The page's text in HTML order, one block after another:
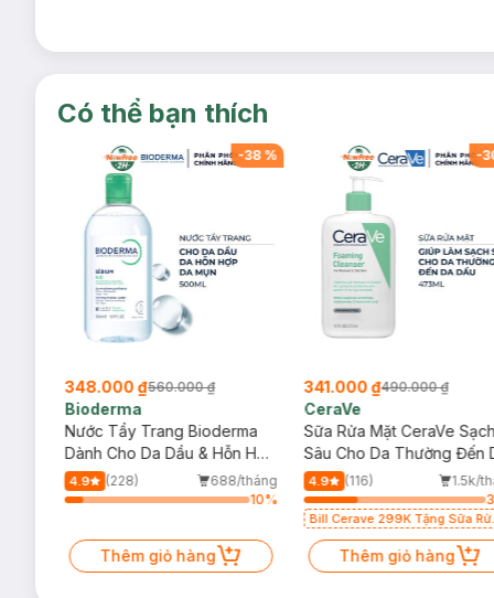
Có thể bạn thích
-38%
348.000 ₫560.000 ₫
Bioderma
Nước Tẩy Trang Bioderma
Dành Cho Da Dầu & Hỗn Hợp
500ml
4.9 (228)
688/tháng
10%
Thêm giỏ hàng
-
341.000 ₫490.000 ₫
CeraVe
Sữa Rửa Mặt CeraVe
Sâu Cho Da Thường Đến
Dầu 473ml
4.9 (116)
1.5k/
Bill Cerave 299K Tặng Sữa
Thêm giỏ hàng